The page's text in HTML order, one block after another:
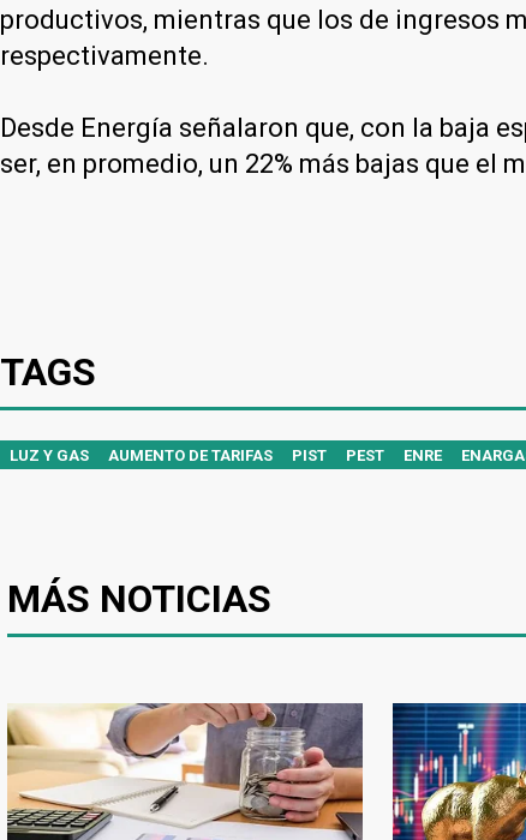
productivos, mientras que los de ingresos
respectivamente.
Desde Energía señalaron que, con la baja
ser, en promedio, un 22% más bajas que el
TAGS
LUZ Y GAS AUMENTO DE TARIFAS PIST PEST ENRE
MÁS NOTICIAS